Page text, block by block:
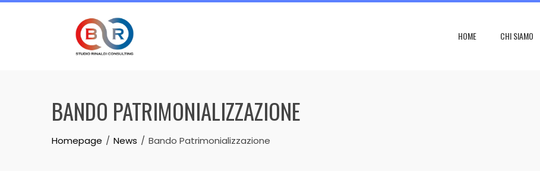
Skip
HOME CHI SIAMO
BANDO PATRIMONIALIZZAZIONE
Homepage News Bando Patrimonializzazione